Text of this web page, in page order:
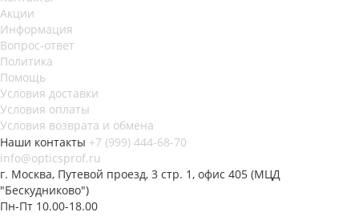
Акции
Информация
Вопрос-ответ
Политика
Помощь
Условия доставки
Условия оплаты
Условия возврата и обмена
Наши контакты +7 (999) 444-68-70
info@opticsprof.ru
г. Москва, Путевой проезд, 3 стр. 1, офис 405 (МЦД
"Бескудниково")
Пн-Пт 10.00-18.00